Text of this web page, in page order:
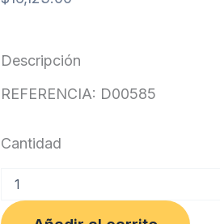
Descripción
REFERENCIA: D00585
Cantidad
CUADRADA
2oz